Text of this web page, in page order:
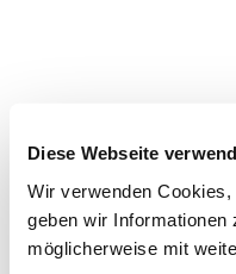
Diese Webseite
Wir verwenden
geben wir Informationen
möglicherweise mit